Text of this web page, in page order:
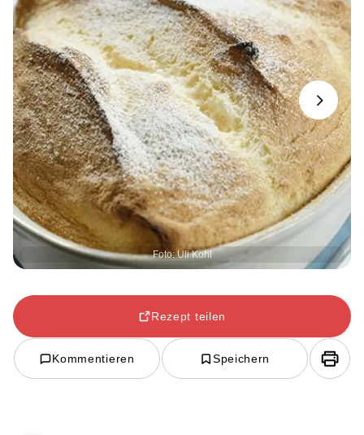
Foto: Uli Kohl
Next
Rezept teilen
Kommentieren Speichern